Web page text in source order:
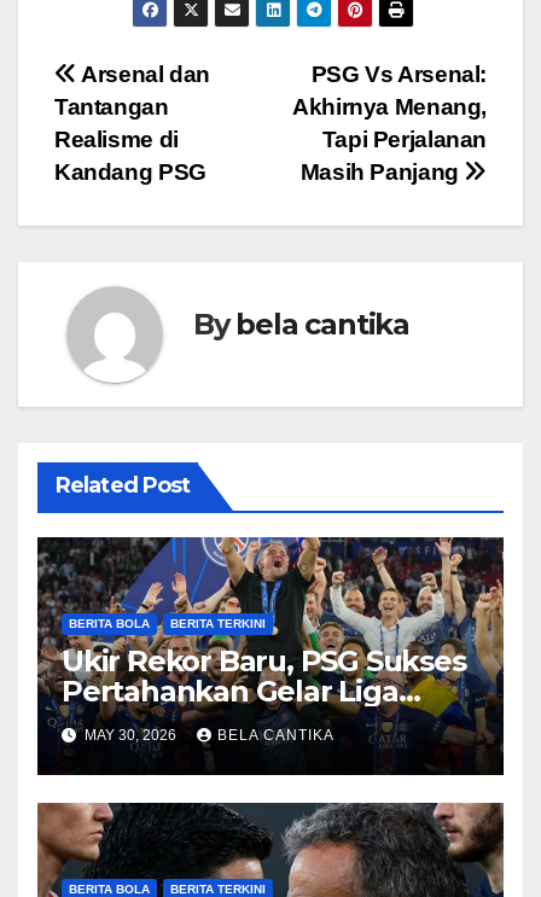
Post
navigation
PSG Vs Arsenal:
Akhirnya Menang,
Tapi Perjalanan
Masih Panjang
Arsenal dan
Tantangan
Realisme di
Kandang PSG
Bybela cantika
Related Post
BERITA BOLA BERITA TERKINI
Ukir Rekor Baru, PSG Sukses
Pertahankan Gelar Liga
Champions
MAY 30, 2026 BELA CANTIKA
BERITA BOLA BERITA TERKINI